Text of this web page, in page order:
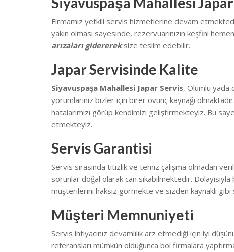
Firmamız yetkili servis hizmetlerine devam
yakın olması sayesinde, rezervuarınızın keşfini
arızaları giderereksize teslim edebilir.
Japar Servisinde Kalite
Siyavuspaşa Mahallesi Japar Servis, Olumlu yada
yorumlarınız bizler için birer övünç kaynağı
hatalarımızı görüp kendimizi geliştirmekteyiz. Bu
etmekteyiz.
Servis Garantisi
Servis sırasında titizlik ve temiz çalışma olmadan
sorunlar doğal olarak can sıkabilmektedir.
müşterilerini haksız görmekte ve sizden kaynaklı
Müşteri Memnuniyeti
Servis ihtiyacınız devamlılık arz etmediği için iyi
referansları mümkün olduğunca bol firmalara